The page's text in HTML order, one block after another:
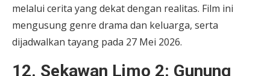
melalui cerita yang dekat dengan realitas. Film ini
mengusung genre drama dan keluarga, serta
dijadwalkan tayang pada 27 Mei 2026.
12. Sekawan Limo 2: Gunung